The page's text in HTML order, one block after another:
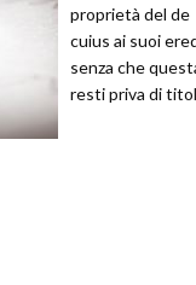
proprietà del de
cuius ai suoi
senza che
resti priva di